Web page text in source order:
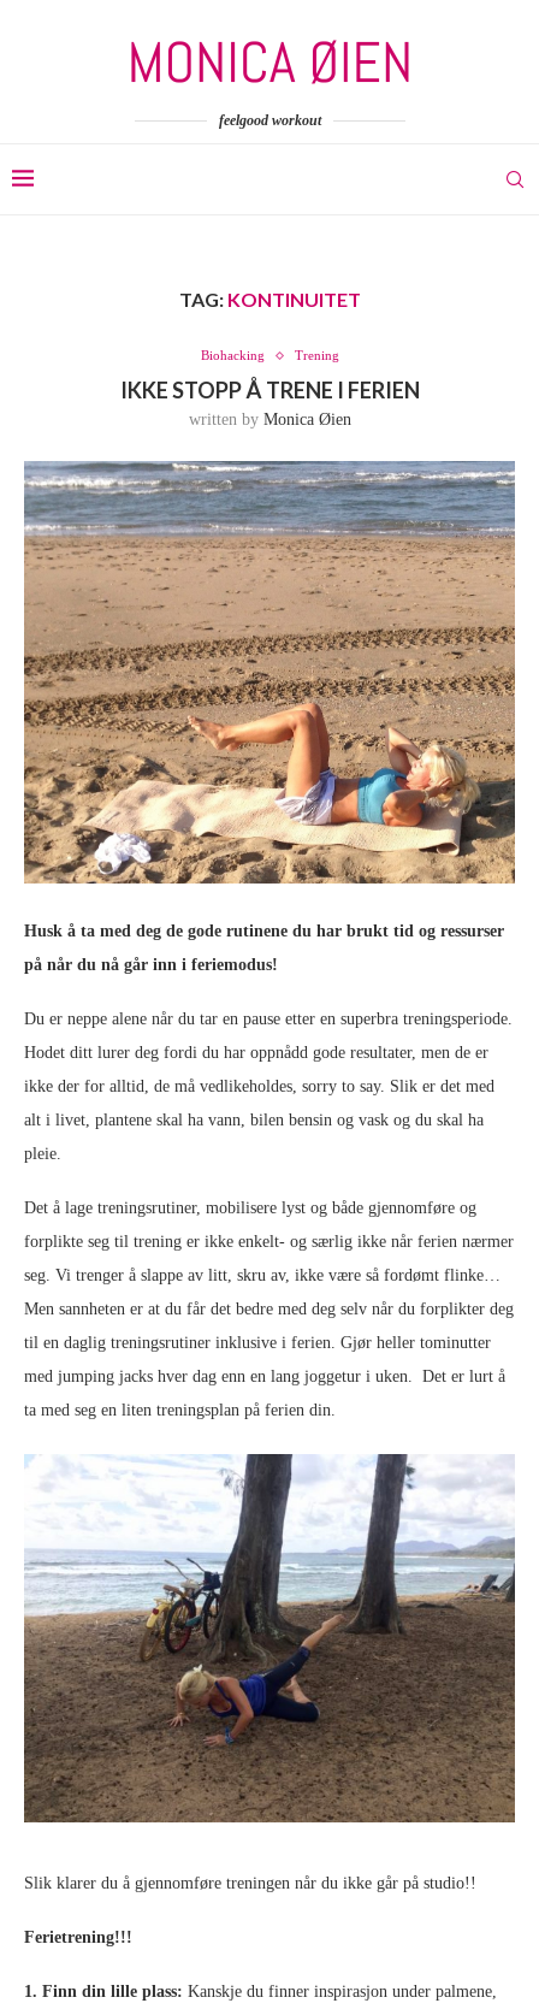
feelgood workout
TAG: KONTINUITET
Biohacking Trening
IKKE STOPP Å TRENE I FERIEN
written by Monica Øien
Husk å ta med deg de gode rutinene du har brukt tid og ressurser
på når du nå går inn i feriemodus!
Du er neppe alene når du tar en pause etter en superbra treningsperiode.
Hodet ditt lurer deg fordi du har oppnådd gode resultater, men de er
ikke der for alltid, de må vedlikeholdes, sorry to say. Slik er det med
alt i livet, plantene skal ha vann, bilen bensin og vask og du skal ha
pleie.
Det å lage treningsrutiner, mobilisere lyst og både gjennomføre og
forplikte seg til trening er ikke enkelt- og særlig ikke når ferien nærmer
seg. Vi trenger å slappe av litt, skru av, ikke være så fordømt flinke…
Men sannheten er at du får det bedre med deg selv når du forplikter deg
til en daglig treningsrutiner inklusive i ferien. Gjør heller tominutter
med jumping jacks hver dag enn en lang joggetur i uken. Det er lurt å
ta med seg en liten treningsplan på ferien din.
Slik klarer du å gjennomføre treningen når du ikke går på studio!!
Ferietrening!!!
1. Finn din lille plass: Kanskje du finner inspirasjon under palmene,